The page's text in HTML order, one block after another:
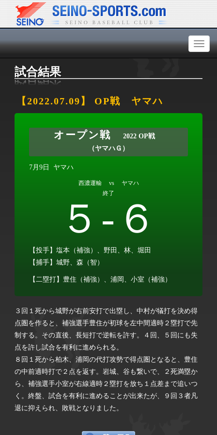
Toggle
試合結果
【2022.07.09】 OP戦 ヤマハ
オープン戦
2022 OP戦
（ヤマハＧ）
7月9日 ヤマハ
西濃運輸 vs ヤマハ
終了
５-６
【投手】塩本（補強）、野田、林、堀田
【捕手】城野、森（智）
【二塁打】豊住（補強）、浦岡、小室（補強）
３回１死から城野が右前安打で出塁し、中村が犠打を決め得
点圏を作ると、補強選手豊住が初球を左中間適時２塁打で先
制する。その直後、長短打で逆転を許す。４回、５回にも失
点を許し試合を有利に進められる。
８回１死から柏木、浦岡の代打攻勢で得点圏となると、豊住
の中前適時打で２点を返す。岩城、谷も繋いで、２死満塁か
ら、補強選手小室が右線適時２塁打を放ち１点差まで追いつ
く。終盤、試合を有利に進めることが出来たが、９回３者凡
退に抑えられ、敗戦となりました。